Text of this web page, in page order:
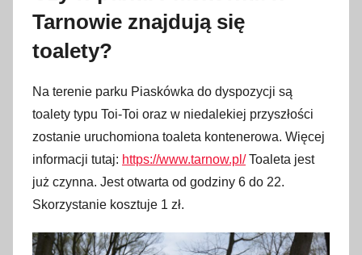
Tarnowie znajdują się
toalety?
Na terenie parku Piaskówka do dyspozycji są
toalety typu Toi-Toi oraz w niedalekiej przyszłości
zostanie uruchomiona toaleta kontenerowa. Więcej
informacji tutaj: https://www.tarnow.pl/Toaleta jest
już czynna. Jest otwarta od godziny 6 do 22.
Skorzystanie kosztuje 1 zł.